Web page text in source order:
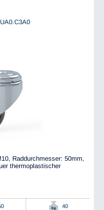
Raddurchmesser: 50mm,
thermoplastischer
40